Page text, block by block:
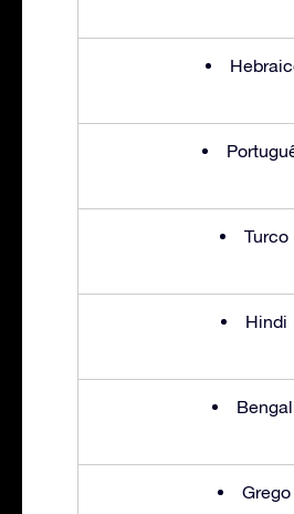
Turco
Hindi
Grego